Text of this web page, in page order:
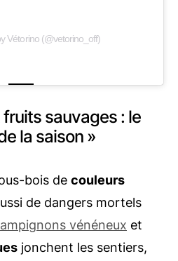
Vétorino (@vetorino_off)
sauvages : le
la saison »
bois de couleurs
de dangers mortels
vénéneux et
jonchent les sentiers,